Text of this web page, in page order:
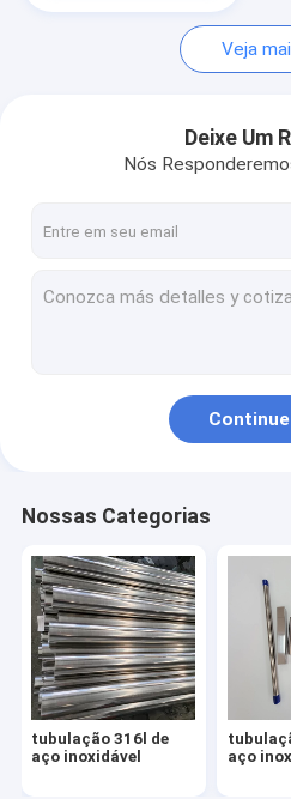
tubulação 316l de aço
tubulação 304 de aço
os ss sem emenda
Folha de metal de aço
folha de aço inoxidável do
Tubulação da liga de alumínio
Folha da liga de alumínio
Bobina da liga de alumínio
encaixes de aço inoxidável
Veja
Deixe Um
Nós
Continue
Nossas Categorias
tubulação 316l de
aço inoxidável
aço